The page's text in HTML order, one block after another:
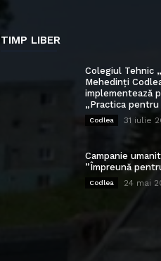
TIMP LIBER
Colegiul Tehnic
Mehedinți
implementează
„Practica
Codlea 31 iulie
Campanie
”Împreună
Codlea 24 mai